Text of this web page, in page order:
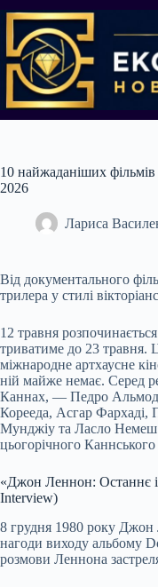
до
вмісту
10 найжаданіших
2026
Лариса
Від документального
трилера у стилі
12 травня
триватиме до 23 травня.
міжнародне артхаусне
ній майже немає. Серед
Каннах, — Педро
Корееда, Асгар Фархаді,
Мунджіу та Ласло Немеш.
цьогорічного
«Джон Леннон: Останнє
Interview)
8 грудня 1980 року
нагоди виходу альбому
розмови Леннона